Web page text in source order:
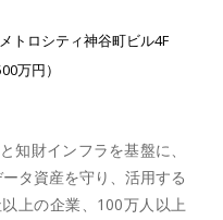
トロシティ神谷町ビル4F
万円）
知財インフラを基盤に、
タ資産を守り、活用する
上の企業、100万人以上